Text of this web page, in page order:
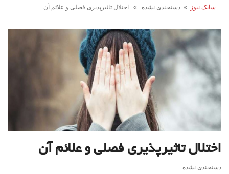
سایک نیوز » دسته‌بندی نشده » اختلال تاثیرپذیری فصلی و علائم آن
اختلال تاثیرپذیری فصلی و علائم آن
دسته‌بندی نشده